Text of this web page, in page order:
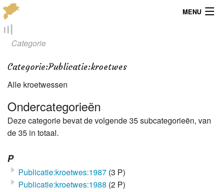
MENU
Menu
Dialect
Locaties
Kaarten
Verenigingsinfo
Categorie
Categorie:Publicatie:kroetwes
Alle kroetwessen
Ondercategorieën
Deze categorie bevat de volgende 35 subcategorieën, van
de 35 in totaal.
P
Publicatie:kroetwes:1987 (3 P)
Publicatie:kroetwes:1988 (2 P)